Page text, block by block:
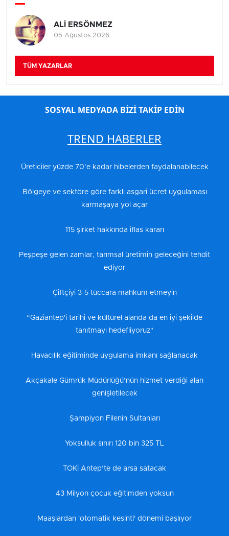
ALİ ERSÖNMEZ
05 Ağustos 2026
TÜM YAZARLAR
SOSYAL MEDYADA BİZİ TAKİP EDİN
TREND HABERLER
Üreticiler yüzde 70’e kadar hibelerden faydalanabilecek
Bölgeye ve sektöre göre farklı asgari ücret uygulaması
karmaşaya yol açar
115 şirket hakkında iflas kararı
Peşpeşe gelen zamlar, tarımsal üretimin geleceğini tehdit
ediyor
Çiftçiyi 3-5 tüccara mahkum etmeyin
“Gaziantep'i tarihi ve kültürel alanda da en iyi şekilde
tanıtmayı hedefliyoruz"
Havacılık eğitiminde uygulama imkanı sağlanacak
Akçakale Gümrük Müdürlüğü’nün hizmet verdiği alan
genişletilecek
Şampiyon Filenin Sultanları
Yoksulluk sınırı 120 bin 325 TL
TOKİ Antep’te de arsa satacak
43 Milyon çocuk eğitimden yoksun
Maaşlardan 'otomatik kesinti' dönemi başlıyor